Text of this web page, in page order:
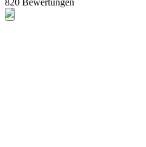
820 Bewertungen